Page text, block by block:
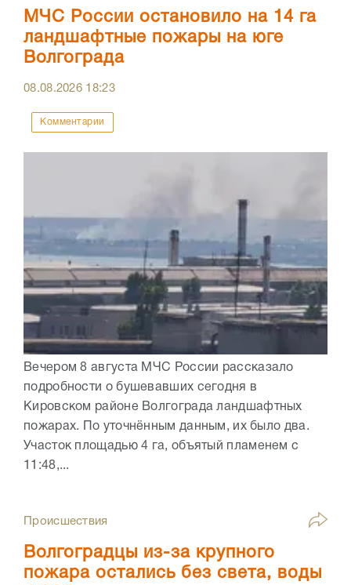
МЧС России остановило на 14 га
ландшафтные пожары на юге
Волгограда
08.08.2026 18:23
Комментарии
Вечером 8 августа МЧС России рассказало
подробности о бушевавших сегодня в
Кировском районе Волгограда ландшафтных
пожарах. По уточнённым данным, их было два.
Участок площадью 4 га, объятый пламенем с
11:48,...
Происшествия
Волгоградцы из-за крупного
пожара остались без света, воды